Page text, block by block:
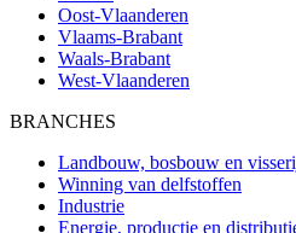
Oost-Vlaanderen
Vlaams-Brabant
Waals-Brabant
West-Vlaanderen
BRANCHES
Landbouw, bosbouw en
Winning van delfstoffen
Industrie
Energie, productie en